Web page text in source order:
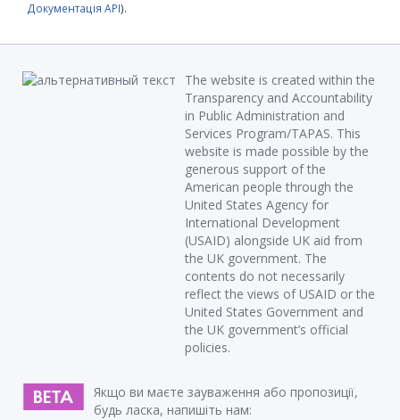
Документація API).
The website is created within the
Transparency and Accountability
in Public Administration and
Services Program/TAPAS. This
website is made possible by the
generous support of the
American people through the
United States Agency for
International Development
(USAID) alongside UK aid from
the UK government. The
contents do not necessarily
reflect the views of USAID or the
United States Government and
the UK government’s official
policies.
Якщо ви маєте зауваження або пропозиції,
будь ласка, напишіть нам: